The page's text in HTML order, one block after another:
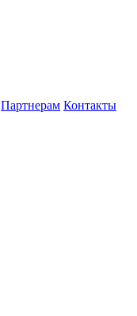
Партнерам Контакты